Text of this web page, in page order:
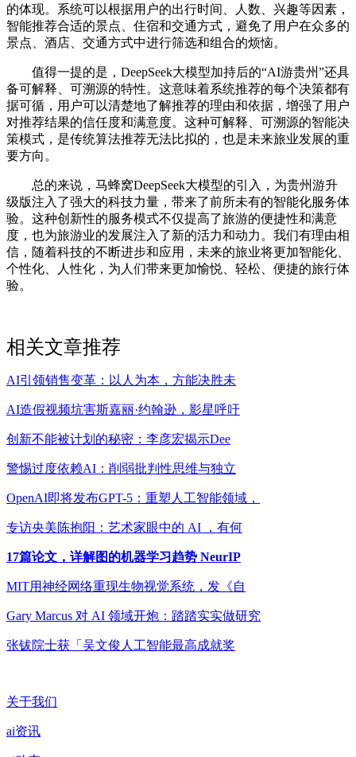
的体现。系统可以根据用户的出行时间、人数、兴趣等因素，
智能推荐合适的景点、住宿和交通方式，避免了用户在众多的
景点、酒店、交通方式中进行筛选和组合的烦恼。
值得一提的是，DeepSeek大模型加持后的“AI游贵州”还具
备可解释、可溯源的特性。这意味着系统推荐的每个决策都有
据可循，用户可以清楚地了解推荐的理由和依据，增强了用户
对推荐结果的信任度和满意度。这种可解释、可溯源的智能决
策模式，是传统算法推荐无法比拟的，也是未来旅业发展的重
要方向。
总的来说，马蜂窝DeepSeek大模型的引入，为贵州游升
级版注入了强大的科技力量，带来了前所未有的智能化服务体
验。这种创新性的服务模式不仅提高了旅游的便捷性和满意
度，也为旅游业的发展注入了新的活力和动力。我们有理由相
信，随着科技的不断进步和应用，未来的旅业将更加智能化、
个性化、人性化，为人们带来更加愉悦、轻松、便捷的旅行体
验。
相关文章推荐
AI引领销售变革：以人为本，方能决胜未
AI造假视频坑害斯嘉丽·约翰逊，影星呼吁
创新不能被计划的秘密：李彦宏揭示Dee
警惕过度依赖AI：削弱批判性思维与独立
OpenAI即将发布GPT-5：重塑人工智能领域，
专访央美陈抱阳：艺术家眼中的 AI ，有何
17篇论文，详解图的机器学习趋势 NeurIP
MIT用神经网络重现生物视觉系统，发《自
Gary Marcus 对 AI 领域开炮：踏踏实实做研究
张钹院士获「吴文俊人工智能最高成就奖
关于我们
ai资讯